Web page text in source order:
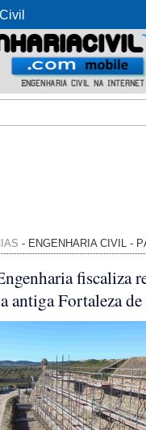
- ENGENHARIA CIVIL -
fiscaliza
antiga Fortaleza